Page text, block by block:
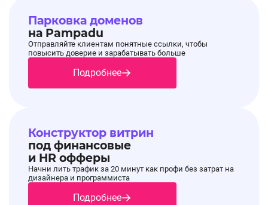
Парковка доменов
на Pampadu
Отправляйте клиентам понятные ссылки, чтобы
повысить доверие и зарабатывать больше
Подробнее
Конструктор витрин
под финансовые
и HR офферы
Начни лить трафик за 20 минут как профи без затрат на
дизайнера и программиста
Подробнее